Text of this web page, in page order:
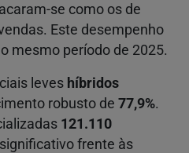
se como os de
Este desempenho
mesmo período de 2025.
leves híbridos
robusto de 77,9%.
121.110
frente às